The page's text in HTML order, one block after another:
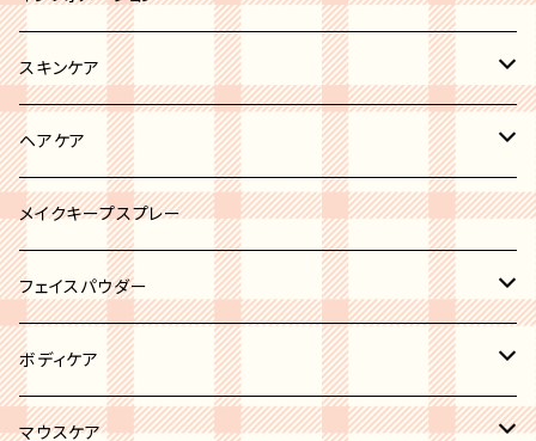
グレー系
ブルー系
ブラウン系
ピンク系
イエロー系
レッド系
スキンケア
リップトリートメント
ボディケア
ニキビケア
洗顔
化粧水
ヘアケア
ヘアオイル
メイクキープスプレー
フェイスパウダー
ハイライト
ボディケア
ボディークリーム
マウスケア